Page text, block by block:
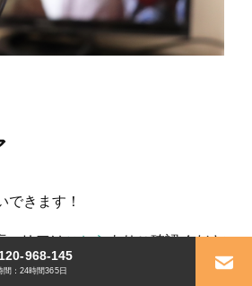
できます！
エリアはこちらよりご確認ください
968-145
間：24時間365日